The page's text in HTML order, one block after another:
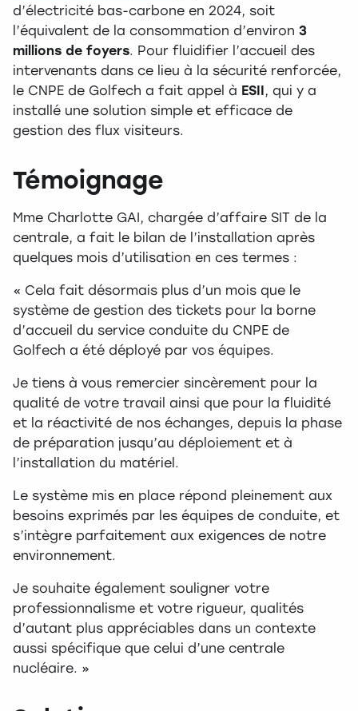
d’électricité bas-carbone en 2024, soit
l’équivalent de la consommation d’environ 3
millions de foyers. Pour fluidifier l’accueil des
intervenants dans ce lieu à la sécurité renforcée,
le CNPE de Golfech a fait appel à ESII, qui y a
installé une solution simple et efficace de
gestion des flux visiteurs.
Témoignage
Mme Charlotte GAI, chargée d’affaire SIT de la
centrale, a fait le bilan de l’installation après
quelques mois d’utilisation en ces termes :
« Cela fait désormais plus d’un mois que le
système de gestion des tickets pour la borne
d’accueil du service conduite du CNPE de
Golfech a été déployé par vos équipes.
Je tiens à vous remercier sincèrement pour la
qualité de votre travail ainsi que pour la fluidité
et la réactivité de nos échanges, depuis la phase
de préparation jusqu’au déploiement et à
l’installation du matériel.
Le système mis en place répond pleinement aux
besoins exprimés par les équipes de conduite, et
s’intègre parfaitement aux exigences de notre
environnement.
Je souhaite également souligner votre
professionnalisme et votre rigueur, qualités
d’autant plus appréciables dans un contexte
aussi spécifique que celui d’une centrale
nucléaire. »